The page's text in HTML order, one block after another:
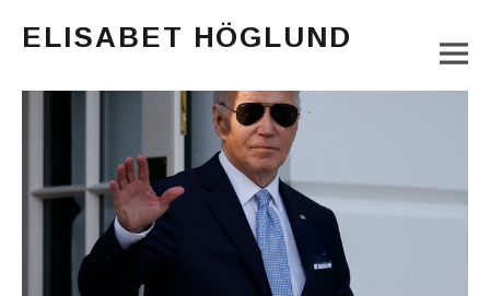
ELISABET HÖGLUND
Main Menu